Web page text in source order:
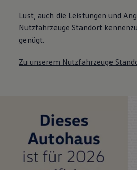
Lust, auch die Leistungen und
Nutzfahrzeuge Standort
genügt.
Zu unserem Nutzfahrzeuge